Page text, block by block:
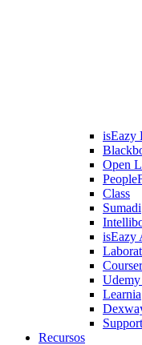
isEazy
Open
Class
Sumadi
isEazy
Udemy
Learnia
Recursos